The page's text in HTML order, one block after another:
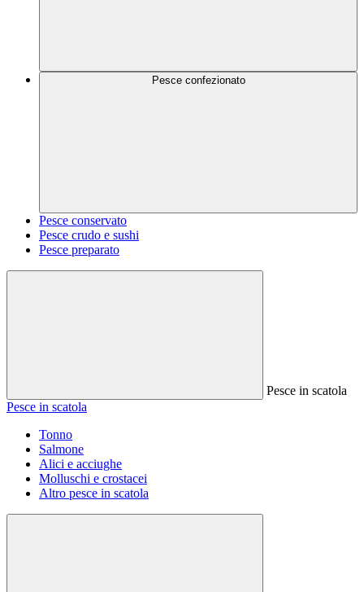
Pesce confezionato
Pesce conservato
Pesce crudo e sushi
Pesce preparato
Pesce in scatola
Pesce in scatola
Tonno
Salmone
Alici e acciughe
Molluschi e crostacei
Altro pesce in scatola